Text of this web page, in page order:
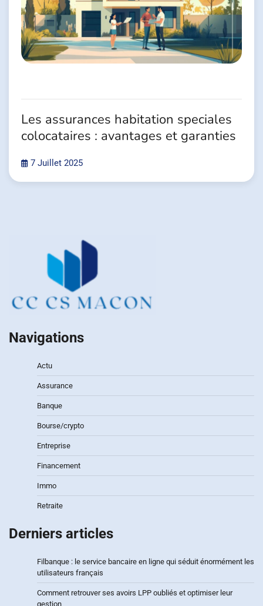
Les assurances habitation speciales
colocataires : avantages et garanties
7 Juillet 2025
Navigations
Actu
Assurance
Banque
Bourse/crypto
Entreprise
Financement
Immo
Retraite
Derniers articles
Filbanque : le service bancaire en ligne qui séduit énormément les
utilisateurs français
Comment retrouver ses avoirs LPP oubliés et optimiser leur
gestion